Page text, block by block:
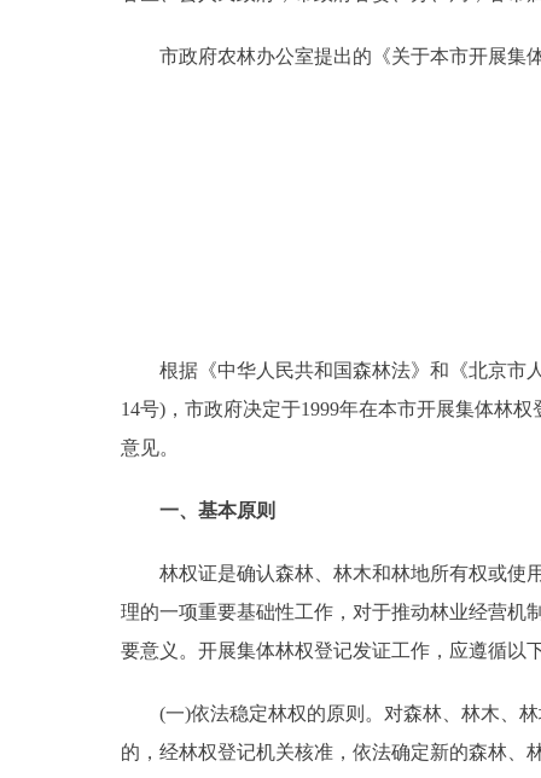
12345网上接诉即办
北京概况
市政府农林办公室提出的《关于本市开展集体
根据《中华人民共和国森林法》和《北京市人
14号)，市政府决定于1999年在本市开展集体林
意见。
一、基本原则
林权证是确认森林、林木和林地所有权或使用
理的一项重要基础性工作，对于推动林业经营机
要意义。开展集体林权登记发证工作，应遵循以
(一)依法稳定林权的原则。对森林、林木、林
的，经林权登记机关核准，依法确定新的森林、